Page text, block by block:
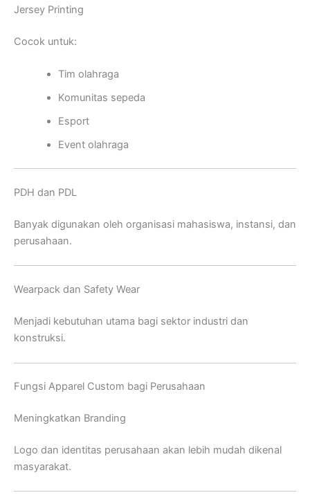
Jersey Printing
Cocok untuk:
Tim olahraga
Komunitas sepeda
Esport
Event olahraga
PDH dan PDL
Banyak digunakan oleh organisasi mahasiswa, instansi, dan
perusahaan.
Wearpack dan Safety Wear
Menjadi kebutuhan utama bagi sektor industri dan
konstruksi.
Fungsi Apparel Custom bagi Perusahaan
Meningkatkan Branding
Logo dan identitas perusahaan akan lebih mudah dikenal
masyarakat.